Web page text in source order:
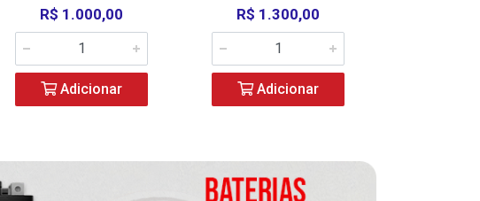
R$ 1.000,00
Adicionar
R$ 1.300,00
Adicionar